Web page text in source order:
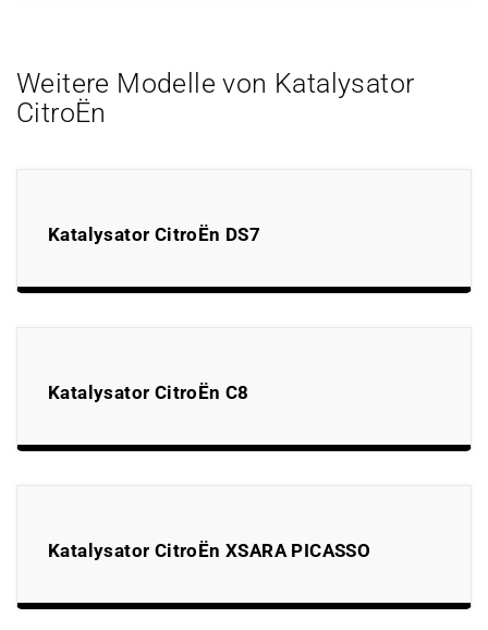
Weitere Modelle von Katalysator
CitroËn
Katalysator CitroËn DS7
Katalysator CitroËn C8
Katalysator CitroËn XSARA PICASSO